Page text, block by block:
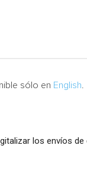
sólo en English
los envíos de